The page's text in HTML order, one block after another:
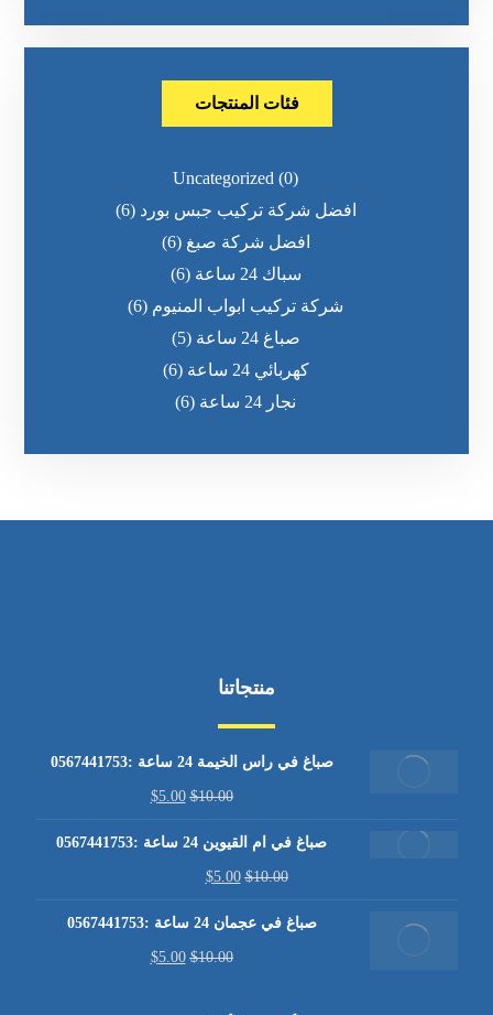
فئات المنتجات
Uncategorized (0)
افضل شركة تركيب جبس بورد (6)
افضل شركة صبغ (6)
سباك 24 ساعة
(6)
شركة تركيب ابواب المنيوم (6)
صباغ 24 ساعة
(5)
كهربائي 24 ساعة
(6)
نجار 24 ساعة
(6)
منتجاتنا
صباغ في راس الخيمة 24 ساعة :0567441753
$10.00
$5.00
صباغ في ام القيوين 24 ساعة :0567441753
$10.00
$5.00
صباغ في عجمان 24 ساعة :0567441753
$10.00
$5.00